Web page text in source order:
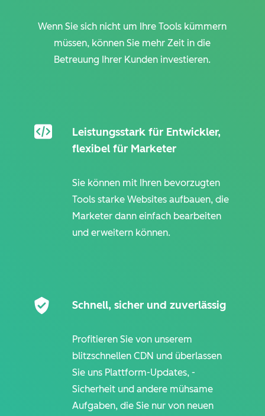
Wenn Sie sich nicht um Ihre Tools kümmern
müssen, können Sie mehr Zeit in die
Betreuung Ihrer Kunden investieren.
Leistungsstark für Entwickler,
flexibel für Marketer
Sie können mit Ihren bevorzugten
Tools starke Websites aufbauen, die
Marketer dann einfach bearbeiten
und erweitern können.
Schnell, sicher und zuverlässig
Profitieren Sie von unserem
blitzschnellen CDN und überlassen
Sie uns Plattform-Updates, -
Sicherheit und andere mühsame
Aufgaben, die Sie nur von neuen